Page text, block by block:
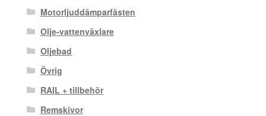
Motorljuddämparfästen
Olje-vattenväxlare
Oljebad
Övrig
RAIL + tillbehör
Remskivor